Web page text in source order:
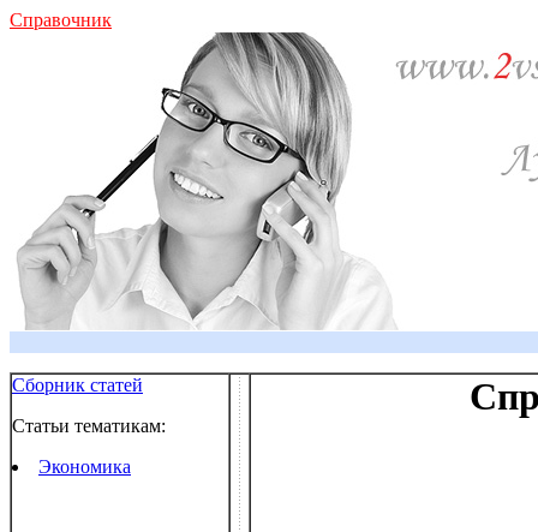
Справочник
Сборник статей
Статьи тематикам:
Экономика